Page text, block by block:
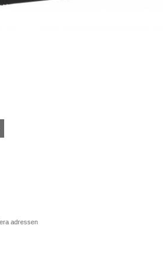
adressen